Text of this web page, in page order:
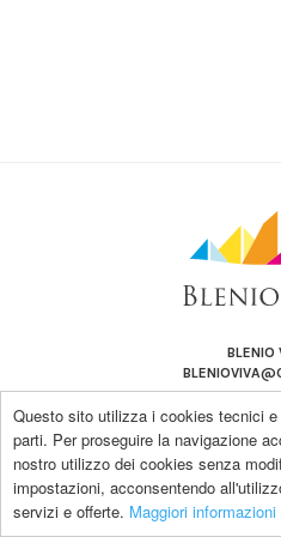
Questo sito utilizza i cookies tecnici
parti. Per proseguire la navigazione
nostro utilizzo dei cookies senza
impostazioni, acconsentendo
servizi e offerte. Maggiori informazioni
BLENIO
Copyright by BLENIO VIVA